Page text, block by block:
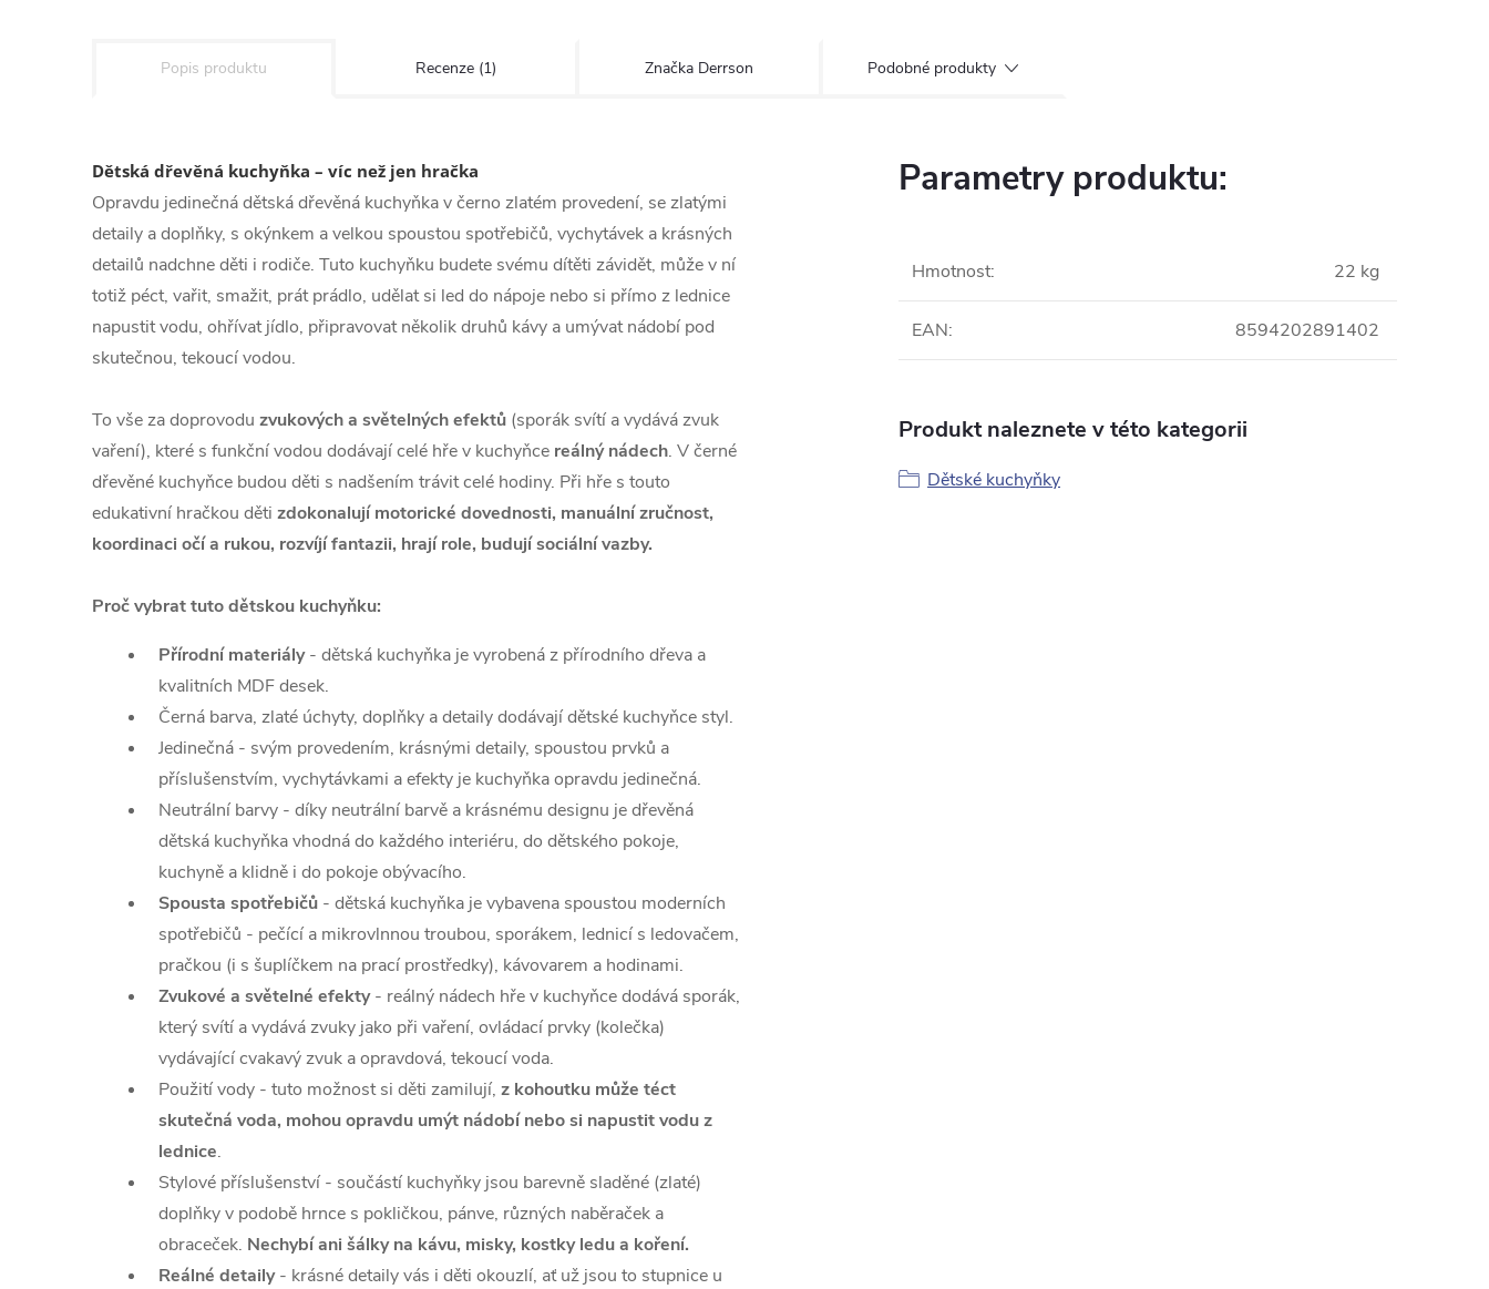
Popis produktu Recenze (1) Značka Derrson Podobné produkty
Dětská dřevěná kuchyňka – víc než jen hračka
Opravdu jedinečná dětská dřevěná kuchyňka v černo zlatém provedení, se zlatými
detaily a doplňky, s okýnkem a velkou spoustou spotřebičů, vychytávek a krásných
detailů nadchne děti i rodiče. Tuto kuchyňku budete svému dítěti závidět, může v ní
totiž péct, vařit, smažit, prát prádlo, udělat si led do nápoje nebo si přímo z lednice
napustit vodu, ohřívat jídlo, připravovat několik druhů kávy a umývat nádobí pod
skutečnou, tekoucí vodou.
To vše za doprovodu zvukových a světelných efektů (sporák svítí a vydává zvuk
vaření), které s funkční vodou dodávají celé hře v kuchyňce reálný nádech. V černé
dřevěné kuchyňce budou děti s nadšením trávit celé hodiny. Při hře s touto
edukativní hračkou děti zdokonalují motorické dovednosti, manuální zručnost,
koordinaci očí a rukou, rozvíjí fantazii, hrají role, budují sociální vazby.
Proč vybrat tuto dětskou kuchyňku:
Přírodní materiály- dětská kuchyňka je vyrobená z přírodního dřeva a
kvalitních MDF desek.
Černá barva, zlaté úchyty, doplňky a detaily dodávají dětské kuchyňce styl.
Jedinečná - svým provedením, krásnými detaily, spoustou prvků a
příslušenstvím, vychytávkami a efekty je kuchyňka opravdu jedinečná.
Neutrální barvy - díky neutrální barvě a krásnému designu je dřevěná
dětská kuchyňka vhodná do každého interiéru, do dětského pokoje,
kuchyně a klidně i do pokoje obývacího.
Spousta spotřebičů - dětská kuchyňka je vybavena spoustou moderních
spotřebičů - pečící a mikrovlnnou troubou, sporákem, lednicí s ledovačem,
pračkou (i s šuplíčkem na prací prostředky), kávovarem a hodinami.
Zvukové a světelné efekty- reálný nádech hře v kuchyňce dodává sporák,
který svítí a vydává zvuky jako při vaření, ovládací prvky (kolečka)
vydávající cvakavý zvuk a opravdová, tekoucí voda.
Použití vody - tuto možnost si děti zamilují, z kohoutku může téct
skutečná voda, mohou opravdu umýt nádobí nebo si napustit vodu z
lednice.
Stylové příslušenství - součástí kuchyňky jsou barevně sladěné (zlaté)
doplňky v podobě hrnce s pokličkou, pánve, různých naběraček a
obraceček. Nechybí ani šálky na kávu, misky, kostky ledu a koření.
Reálné detaily- krásné detaily vás i děti okouzlí, ať už jsou to stupnice u
Parametry produktu:
Hmotnost: 22 kg
EAN: 8594202891402
Produkt naleznete v této kategorii
Dětské kuchyňky